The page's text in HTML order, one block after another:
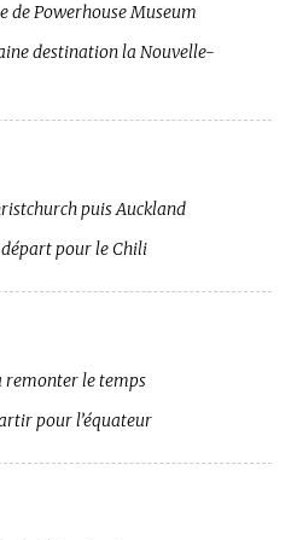
de Powerhouse Museum
destination la Nouvelle-
puis Auckland
départ pour le Chili
remonter le temps
pour l’équateur